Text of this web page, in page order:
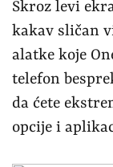
Skroz levi
kakav sličan
alatke koje
telefon
da ćete
opcije i